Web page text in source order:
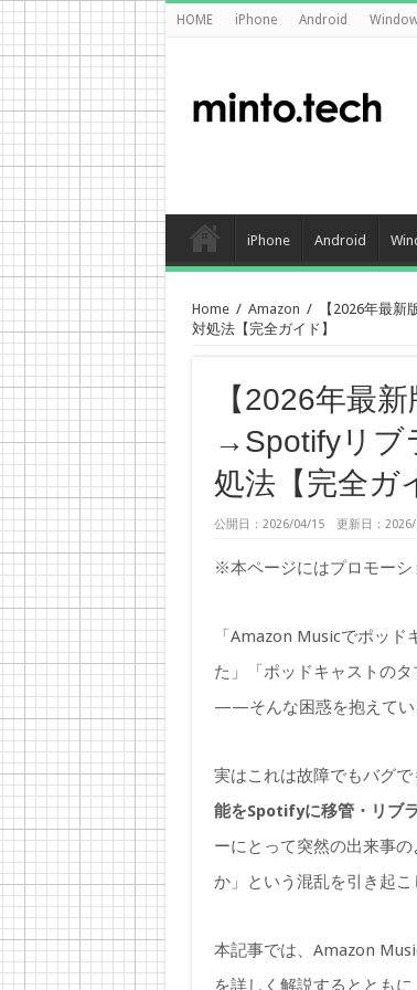
HOME iPhone Android
iPhone Android
Home / Amazon /
【2026年最
対処法【完全ガイド】
【2026年最
→Spotifyリブ
処法【完全ガ
公開日：2026/04/15 更新日：
※本ページにはプロモー
「Amazon Musicでポッ
た」「ポッドキャストの
——そんな困惑を抱えてい
実はこれは故障でもバグで
能をSpotifyに移管・リブ
ーにとって突然の出来事
か」という混乱を引き起こ
本記事では、Amazon
を詳しく解説するととも